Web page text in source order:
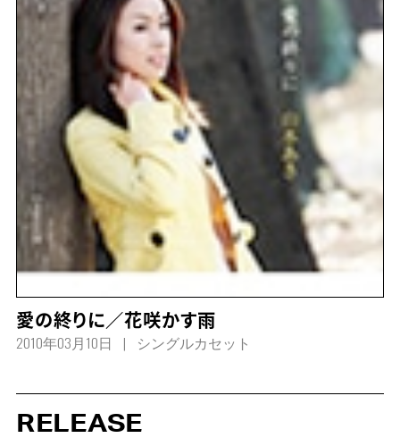
愛の終りに／花咲かす雨
2010年03月10日 シングルカセット
RELEASE